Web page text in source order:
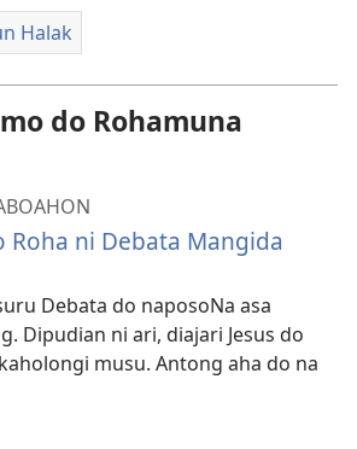
Halak
do Rohamuna
Roha ni Debata Mangida
Debata do naposoNa asa
Dipudian ni ari, diajari Jesus do
musu. Antong aha do na